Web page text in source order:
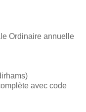
Ordinaire annuelle
avec code